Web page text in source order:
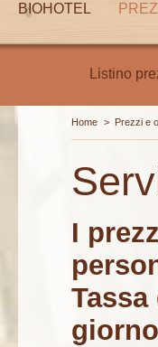
BIOHOTEL
Listino
I
Home > Prezzi e